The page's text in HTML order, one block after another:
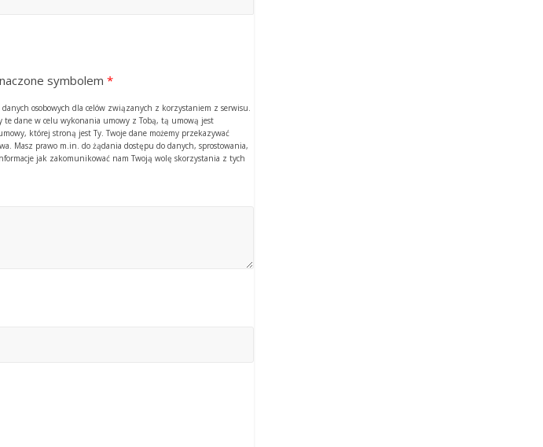
symbolem *
osobowych dla celów związanych z korzystaniem z serwisu.
te dane w celu wykonania umowy z Tobą, tą umową jest
której stroną jest Ty. Twoje dane możemy przekazywać
Masz prawo m.in. do żądania dostępu do danych, sprostowania,
jak zakomunikować nam Twoją wolę skorzystania z tych